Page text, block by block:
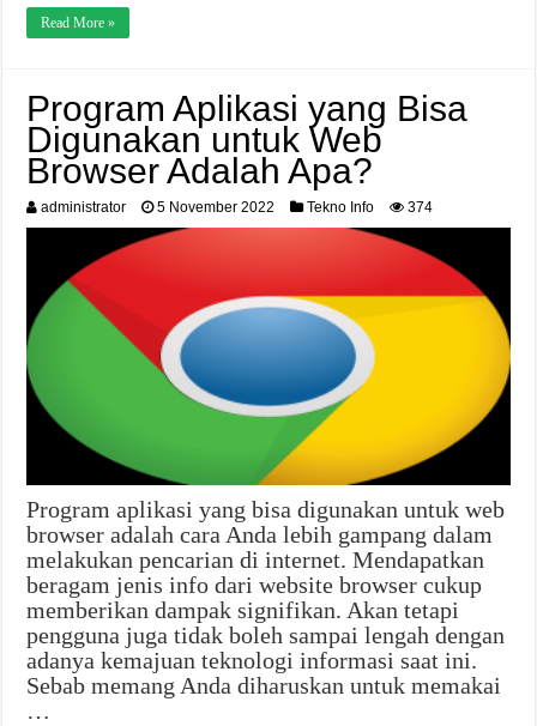
Read More »
Program Aplikasi yang Bisa
Digunakan untuk Web
Browser Adalah Apa?
administrator 5 November 2022 Tekno Info 374
Program aplikasi yang bisa digunakan untuk web
browser adalah cara Anda lebih gampang dalam
melakukan pencarian di internet. Mendapatkan
beragam jenis info dari website browser cukup
memberikan dampak signifikan. Akan tetapi
pengguna juga tidak boleh sampai lengah dengan
adanya kemajuan teknologi informasi saat ini.
Sebab memang Anda diharuskan untuk memakai
…